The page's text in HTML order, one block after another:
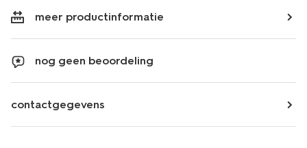
meer productinformatie
nog geen beoordeling
contactgegevens